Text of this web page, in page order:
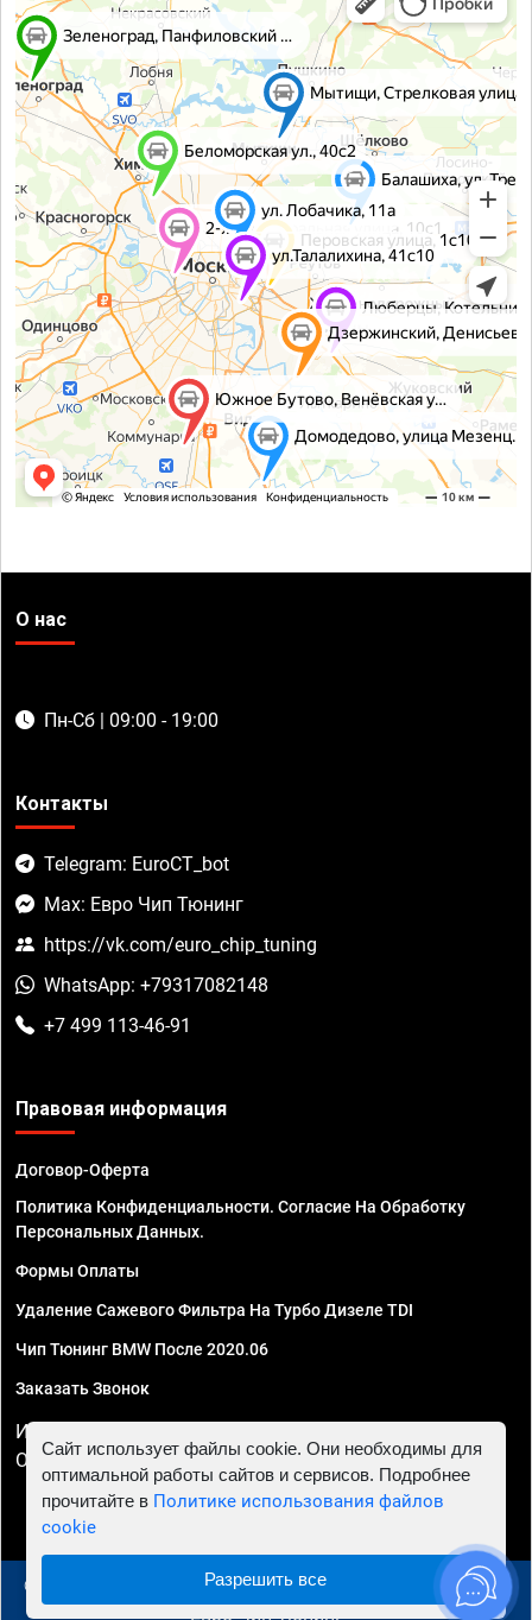
О нас
Пн-Сб | 09:00 - 19:00
Контакты
Telegram: EuroCT_bot
Max: Евро Чип Тюнинг
https://vk.com/euro_chip_tuning
WhatsApp: +79317082148
+7 499 113-46-91
Правовая информация
Договор-Оферта
Политика Конфиденциальности. Согласие На Обработку
Персональных Данных.
Формы Оплаты
Удаление Сажевого Фильтра На Турбо Дизеле TDI
Чип Тюнинг BMW После 2020.06
Заказать Звонок
ИП Смирнов Георгий Павлович. ИНН 781302555843,
ОГРНИП 324470400032610
© 2010 - 2026 Чип тюнинг в Москве и МО - Автосервис
"Евро Чип Тюнинг"
Сайт использует файлы cookie. Они необходимы для
оптимальной работы сайтов и сервисов. Подробнее
прочитайте в Политике использования файлов
cookie
Разрешить все